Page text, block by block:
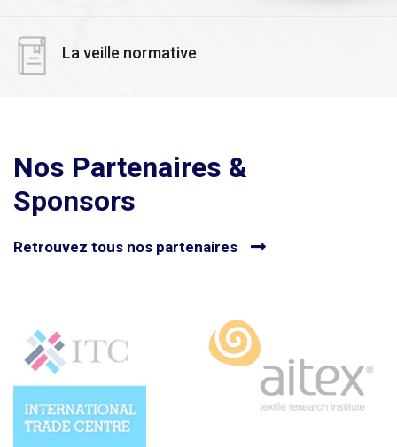
La veille normative
Nos Partenaires &
Sponsors
Retrouvez tous nos partenaires